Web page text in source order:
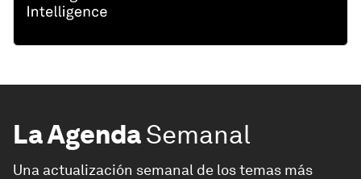
La AgendaSemanal
Una actualización semanal de los temas más